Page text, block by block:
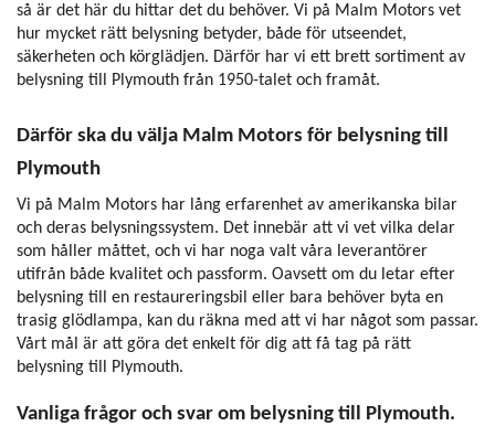
så är det här du hittar det du behöver. Vi på Malm Motors vet
hur mycket rätt belysning betyder, både för utseendet,
säkerheten och körglädjen. Därför har vi ett brett sortiment av
belysning till Plymouth från 1950-talet och framåt.
Därför ska du välja Malm Motors för belysning till
Plymouth
Vi på Malm Motors har lång erfarenhet av amerikanska bilar
och deras belysningssystem. Det innebär att vi vet vilka delar
som håller måttet, och vi har noga valt våra leverantörer
utifrån både kvalitet och passform. Oavsett om du letar efter
belysning till en restaureringsbil eller bara behöver byta en
trasig glödlampa, kan du räkna med att vi har något som passar.
Vårt mål är att göra det enkelt för dig att få tag på rätt
belysning till Plymouth.
Vanliga frågor och svar om belysning till Plymouth.